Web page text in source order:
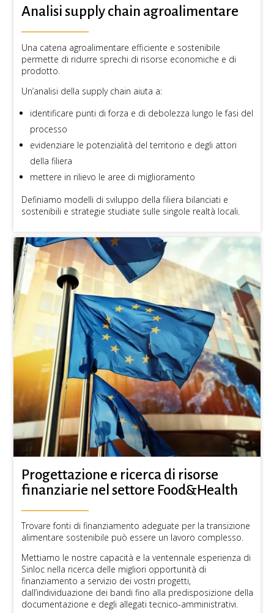
Analisi supply chain agroalimentare
Una catena agroalimentare efficiente e sostenibile
permette di ridurre sprechi di risorse economiche e di
prodotto.
Un’analisi della supply chain aiuta a:
identificare punti di forza e di debolezza lungo le fasi del
processo
evidenziare le potenzialità del territorio e degli attori
della filiera
mettere in rilievo le aree di miglioramento
Definiamo modelli di sviluppo della filiera bilanciati e
sostenibili e strategie studiate sulle singole realtà locali.
Progettazione e ricerca di risorse
finanziarie nel settore Food&Health
Trovare fonti di finanziamento adeguate per la transizione
alimentare sostenibile può essere un lavoro complesso.
Mettiamo le nostre capacità e la ventennale esperienza di
Sinloc nella ricerca delle migliori opportunità di
finanziamento a servizio dei vostri progetti,
dall’individuazione dei bandi fino alla predisposizione della
documentazione e degli allegati tecnico-amministrativi.